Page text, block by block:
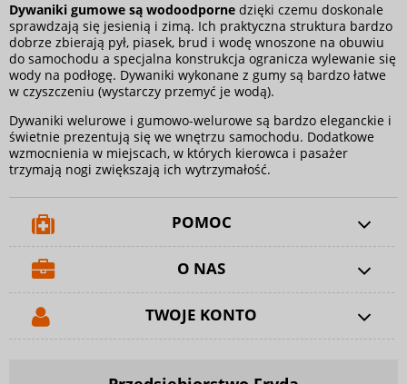
Dywaniki gumowe są wodoodporne dzięki czemu doskonale
sprawdzają się jesienią i zimą. Ich praktyczna struktura bardzo
dobrze zbierają pył, piasek, brud i wodę wnoszone na obuwiu
do samochodu a specjalna konstrukcja ogranicza wylewanie się
wody na podłogę. Dywaniki wykonane z gumy są bardzo łatwe
w czyszczeniu (wystarczy przemyć je wodą).
Dywaniki welurowe i gumowo-welurowe są bardzo eleganckie i
świetnie prezentują się we wnętrzu samochodu. Dodatkowe
wzmocnienia w miejscach, w których kierowca i pasażer
trzymają nogi zwiększają ich wytrzymałość.
POMOC
O NAS
TWOJE KONTO